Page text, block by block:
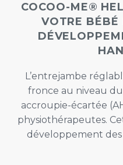
COCOO-ME®
VOTRE BÉBÉ
L’entrejambe
fronce au niveau
accroupie-écartée
physiothérapeutes.
développement